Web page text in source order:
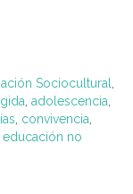
Sociocultural
adolescencia
convivencia
educación no